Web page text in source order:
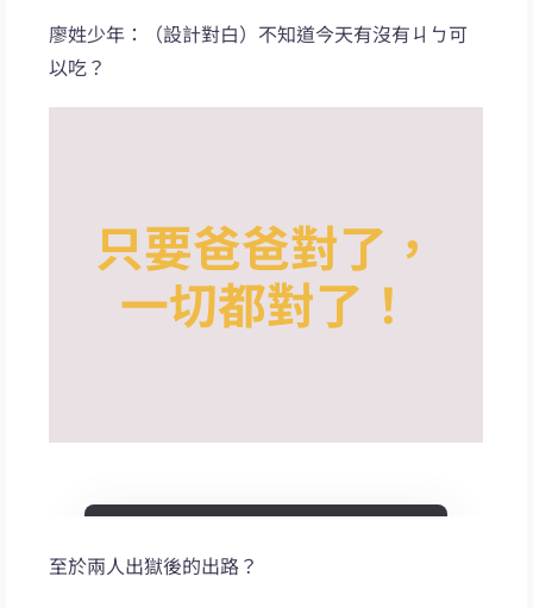
廖姓少年：（設計對白）不知道今天有沒有ㄐㄅ可
以吃？
至於兩人出獄後的出路？